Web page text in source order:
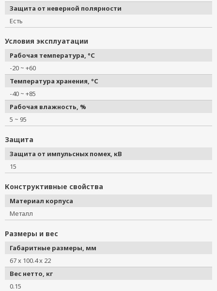
Защита от неверной полярности
Есть
Условия эксплуатации
Рабочая температура, °C
-20 ~ +60
Температура хранения, °C
-40 ~ +85
Рабочая влажность, %
5 ~ 95
Защита
Защита от импульсных помех, кВ
15
Конструктивные свойства
Материал корпуса
Металл
Размеры и вес
Габаритные размеры, мм
67 x 100.4 x 22
Вес нетто, кг
0.15